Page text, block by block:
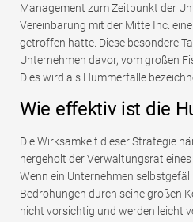
Management zum Zeitpunkt der
Vereinbarung mit der Mitte Inc.
getroffen hatte. Diese besondere
Unternehmen davor, vom großen
Dies wird als Hummerfalle
Wie effektiv ist die
Die Wirksamkeit dieser Strategie
hergeholt der Verwaltungsrat
Wenn ein Unternehmen
Bedrohungen durch seine großen
nicht vorsichtig und werden leicht